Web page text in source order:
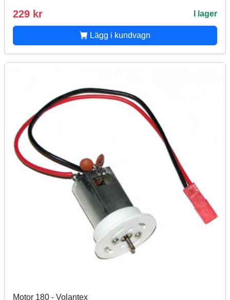
229 kr I lager
Lägg i kundvagn
Motor 180 - Volantex